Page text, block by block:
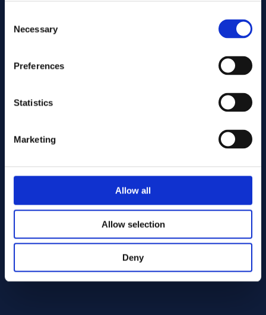
Selection
Necessary
Preferences
Statistics
Marketing
Allow all
Allow selection
Deny